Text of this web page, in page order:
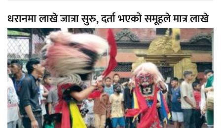
धरानमा लाखे जात्रा सुरु, दर्ता भएको समूहले मात्र लाखे